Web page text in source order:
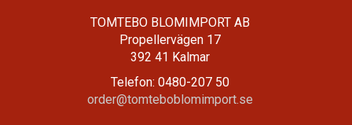
TOMTEBO BLOMIMPORT AB
Propellervägen 17
392 41 Kalmar
Telefon: 0480-207 50
order@tomteboblomimport.se